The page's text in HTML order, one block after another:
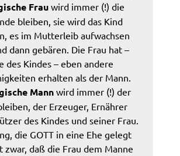
Frauwird immer (!) die
bleiben, sie wird das Kind
es im Mutterleib aufwachsen
dann gebären. Die Frau hat –
des Kindes – eben andere
erhalten als der Mann.
Mann wird immer (!) der
der Erzeuger, Ernährer
des Kindes und seiner Frau.
die GOTT in eine Ehe gelegt
zwar, daß die Frau dem Manne